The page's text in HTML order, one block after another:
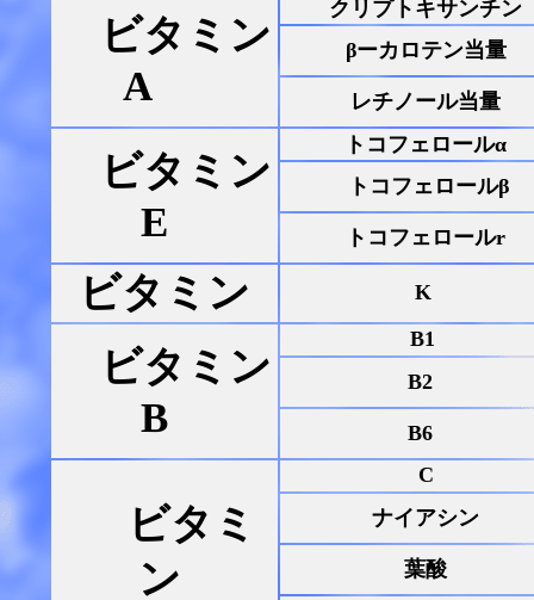
ビタミン
A
クリプトキサンチン
βーカロテン当量
レチノール当量
ビタミン
E
トコフェロールα
トコフェロールβ
トコフェロールr
ビタミン K
ビタミン
B
B1
B2
B6
ビタミ
ン
C
ナイアシン
葉酸